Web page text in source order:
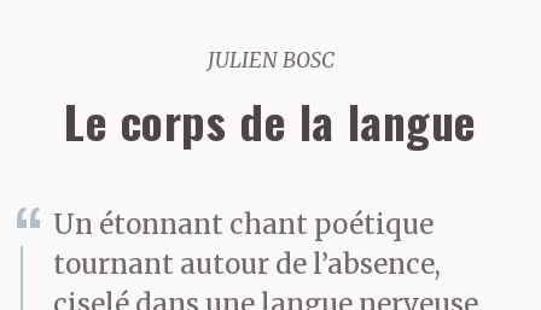
JULIEN BOSC
Le corps de la langue
Un étonnant chant poétique
tournant autour de l’absence,